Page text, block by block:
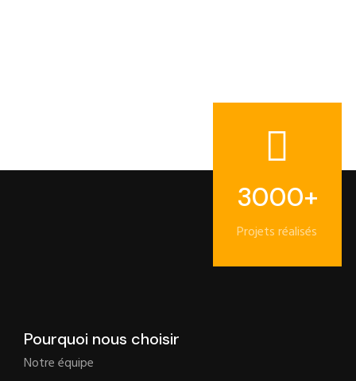
3000+
Projets réalisés
Pourquoi nous choisir
Notre équipe